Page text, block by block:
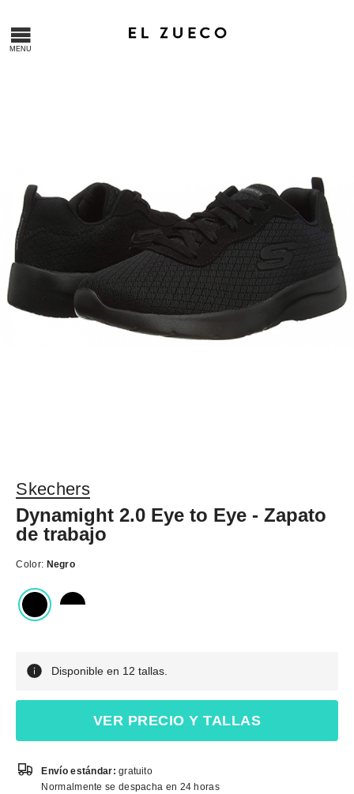
Skechers
Dynamight 2.0 Eye to Eye - Zapato
de trabajo
Color: Negro
Disponible en 12 tallas.
VER PRECIO Y TALLAS
Envío estándar:gratuito
Normalmente se despacha en 24 horas